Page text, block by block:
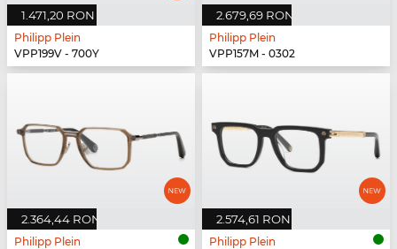
1.471,20 RON
Philipp Plein
VPP199V - 700Y
2.679,69 RON
Philipp Plein
VPP157M - 0302
2.364,44 RON
Philipp Plein
2.574,61 RON
Philipp Plein